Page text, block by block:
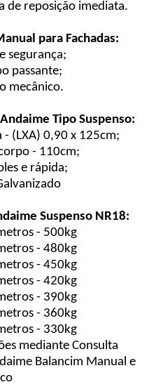
de reposição imediata.
para Fachadas:
segurança;
passante;
mecânico.
Tipo Suspenso:
(LXA) 0,90 x 125cm;
- 110cm;
e rápida;
Suspenso NR18:
- 500kg
- 480kg
- 450kg
- 420kg
- 390kg
- 360kg
- 330kg
mediante Consulta
Balancim Manual e